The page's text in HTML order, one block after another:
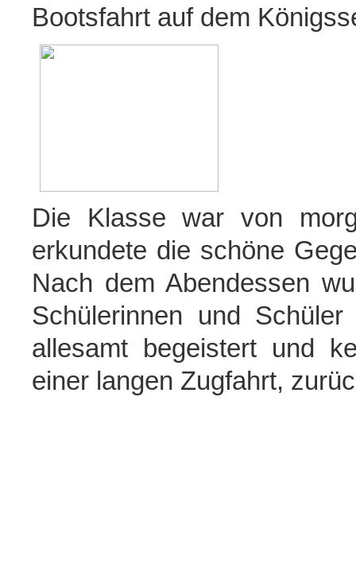
Bootsfahrt auf dem
Die Klasse war von
erkundete die schöne
Nach dem Abendessen
Schülerinnen und
allesamt begeistert und
einer langen Zugfahrt,